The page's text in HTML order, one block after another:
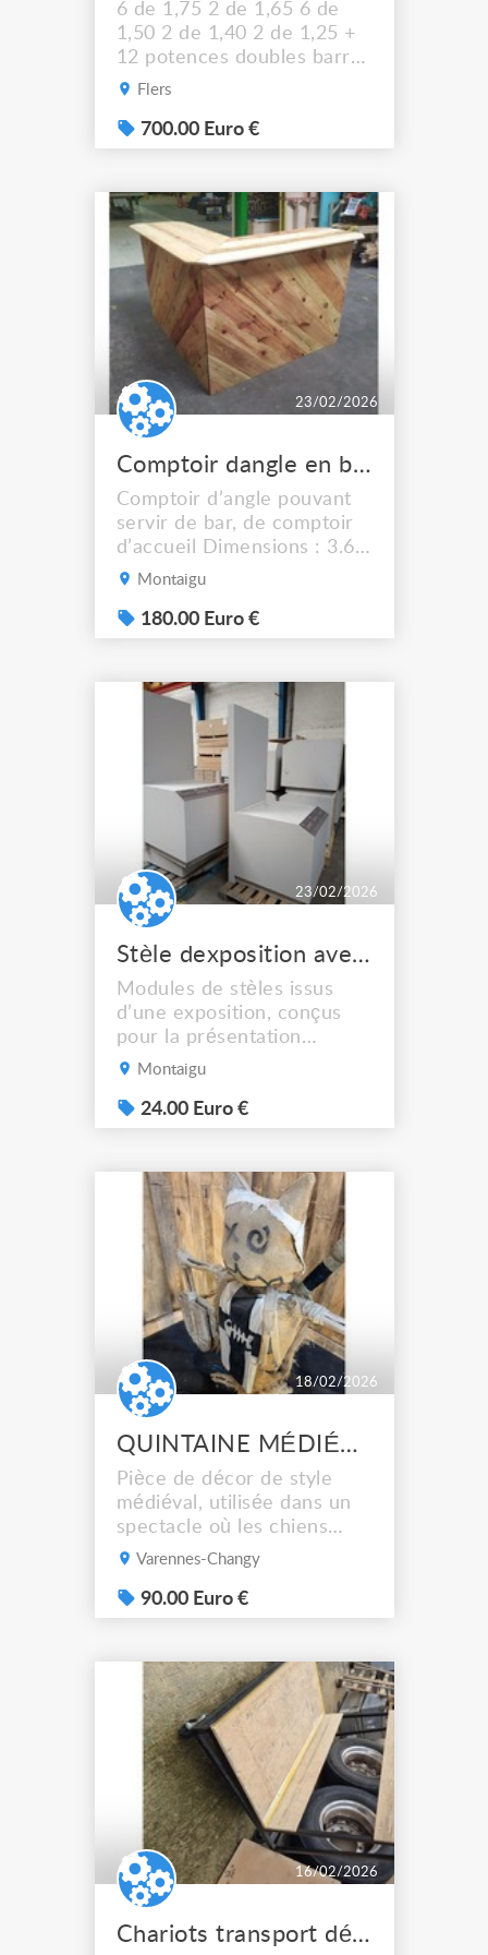
6 de 1,75 2 de 1,65 6 de
1,50 2 de 1,40 2 de 1,25 +
12 potences doubles barres
de danse Possibilité de
Flers
700.00 Euro €
23/02/2026
Comptoir dangle en bois
Comptoir d’angle pouvant
servir de bar, de comptoir
d’accueil Dimensions : 3.63
* 4.20 m Démontable pour
Montaigu
180.00 Euro €
23/02/2026
Stèle dexposition avec ou sans dosseret
Modules de stèles issus
d’une exposition, conçus
pour la présentation
d’œuvres, de textes ou
medium peint, avec
surfaces inclinées pour
design sobre permet une
intégration facile dans
différents contextes
scénographiques ou
muséographiques.
Certains...
Montaigu
24.00 Euro €
18/02/2026
QUINTAINE MÉDIÉVALE
Pièce de décor de style
médiéval, utilisée dans un
spectacle où les chiens
jouaient le rôle de
**quintaine** : un
**mannequin pivotant** sur
chien) vient frapper pour
déclencher la rotation.
**Points forts** - Très bon
rendu visuel « médiéval ...
Varennes-Changy
90.00 Euro €
16/02/2026
Chariots transport décor